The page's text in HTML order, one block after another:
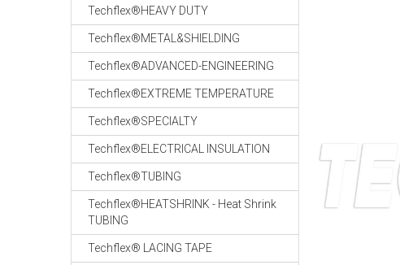
Techflex®HEAVY DUTY
Techflex®METAL&SHIELDING
Techflex®ADVANCED-ENGINEERING
Techflex®EXTREME TEMPERATURE
Techflex®SPECIALTY
Techflex®ELECTRICAL INSULATION
Techflex®TUBING
Techflex®HEATSHRINK - Heat Shrink
TUBING
Techflex® LACING TAPE